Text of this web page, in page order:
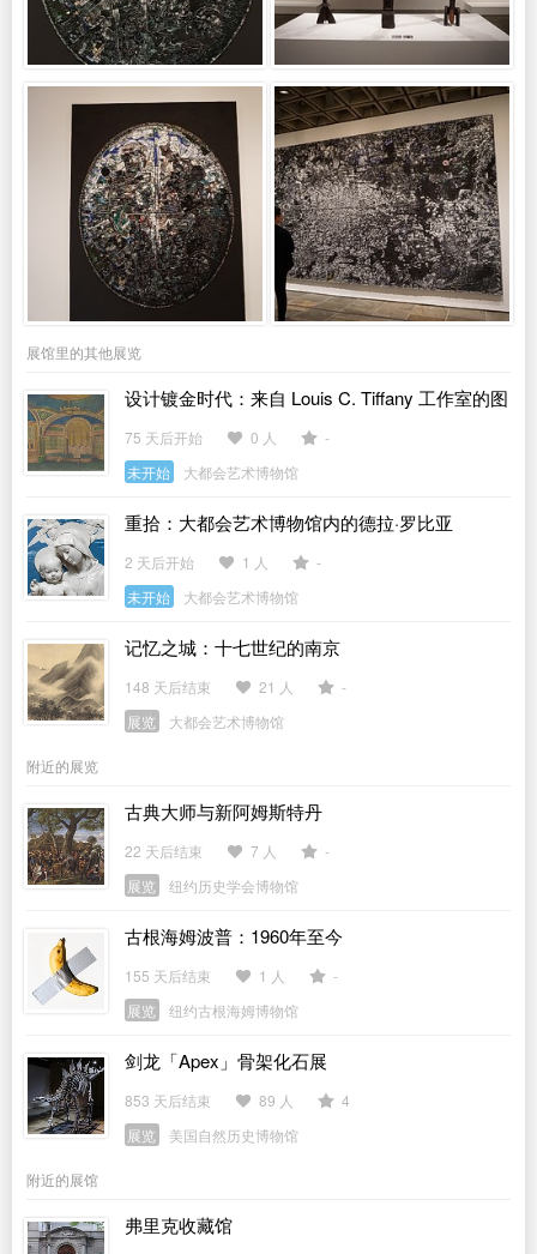
展馆里的其他展览
设计镀金时代：来自 Louis C. Tiffany 工作室的图
稿
75 天后开始 0 人
-
未开始
大都会艺术博物馆
重拾：大都会艺术博物馆内的德拉·罗比亚
2 天后开始 1 人
-
未开始
大都会艺术博物馆
记忆之城：十七世纪的南京
148 天后结束 21 人
-
展览
大都会艺术博物馆
附近的展览
古典大师与新阿姆斯特丹
22 天后结束 7 人
-
展览
纽约历史学会博物馆
古根海姆波普：1960年至今
155 天后结束 1 人
-
展览
纽约古根海姆博物馆
剑龙「Apex」骨架化石展
853 天后结束 89 人
4
展览
美国自然历史博物馆
附近的展馆
弗里克收藏馆